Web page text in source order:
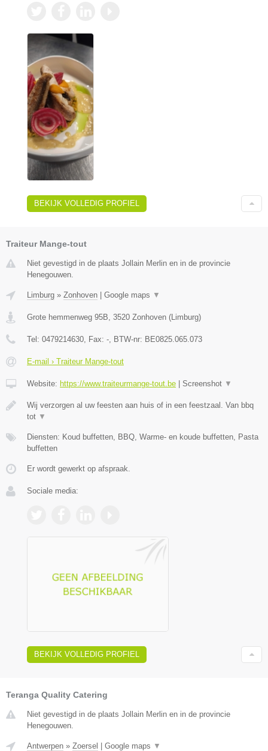
BEKIJK VOLLEDIG PROFIEL
Traiteur Mange-tout
Niet gevestigd in de plaats Jollain Merlin en in de provincie
Henegouwen.
Limburg » Zonhoven Google maps ▼
Grote hemmenweg 95B, 3520 Zonhoven (Limburg)
Tel: 0479214630, Fax: -, BTW-nr: BE0825.065.073
E-mail › Traiteur Mange-tout
Website: https://www.traiteurmange-tout.be Screenshot ▼
Wij verzorgen al uw feesten aan huis of in een feestzaal. Van bbq
tot ▼
Diensten: Koud buffetten, BBQ, Warme- en koude buffetten, Pasta
buffetten
Er wordt gewerkt op afspraak.
Sociale media:
BEKIJK VOLLEDIG PROFIEL
Teranga Quality Catering
Niet gevestigd in de plaats Jollain Merlin en in de provincie
Henegouwen.
Antwerpen » Zoersel | Google maps ▼